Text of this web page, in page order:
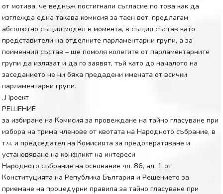
от мотива, че веднъж постигнали съгласие по това как да
изглежда една такава комисия за таен вот, предлагам
абсолютно същия модел в момента, в същия състав като
представители на отделните парламентарни групи, а за
поименния състав – ще помоля колегите от парламентарните
групи да излязат и да го заявят, тъй като до началото на
заседанието не ни бяха предадени имената от всички
парламентарни групи.
„Проект
РЕШЕНИЕ
за избиране на Комисия за провеждане на тайно гласуване при
избора на трима членове от квотата на Народното събрание, в
т.ч. и председател на Комисията за предотвратяване и
установяване на конфликт на интереси
Народното събрание на основание чл. 86, ал. 1 от
Конституцията на Република България и Решението за
приемане на процедурни правила за тайно гласуване при